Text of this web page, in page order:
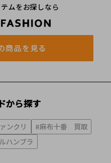
ムをお探しなら
商品を見る
から探す
ンクリ
#麻布十番 買取
ハンブラ